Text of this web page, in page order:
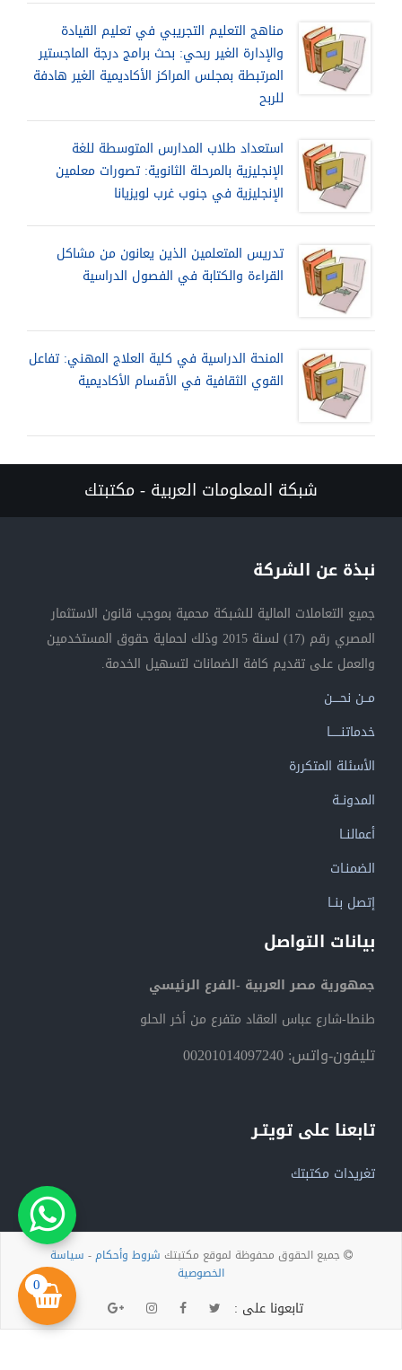
مناهج التعليم التجريبي في تعليم القيادة
والإدارة الغير ربحي: بحث برامج درجة الماجستير
المرتبطة بمجلس المراكز الأكاديمية الغير هادفة
للربح
استعداد طلاب المدارس المتوسطة للغة
الإنجليزية بالمرحلة الثانوية: تصورات معلمين
الإنجليزية في جنوب غرب لويزيانا
تدريس المتعلمين الذين يعانون من مشاكل
القراءة والكتابة في الفصول الدراسية
المنحة الدراسية في كلية العلاج المهني: تفاعل
القوي الثقافية في الأقسام الأكاديمية
0
شبكة المعلومات العربية - مكتبتك
نبذة عن الشركة
جميع التعاملات المالية للشبكة محمية بموجب قانون الاستثمار
المصري رقم (17) لسنة 2015 وذلك لحماية حقوق المستخدمين
والعمل على تقديم كافة الضمانات لتسهيل الخدمة.
مــن نحــــن
خدماتنــــــا
الأسئلة المتكررة
المدونــة
أعمالنــا
الضمنـات
إتصل بنــا
بيانات التواصل
جمهورية مصر العربية -الفرع الرئيسي
طنطا-شارع عباس العقاد متفرع من أخر الحلو
تليفون-واتس: 00201014097240
تابعنا على تويتـر
تغريدات مكتبتك
جميع الحقوق محفوظة لموقع مكتبتك شروط وأحكام- سياسة
الخصوصية
تابعونا على :